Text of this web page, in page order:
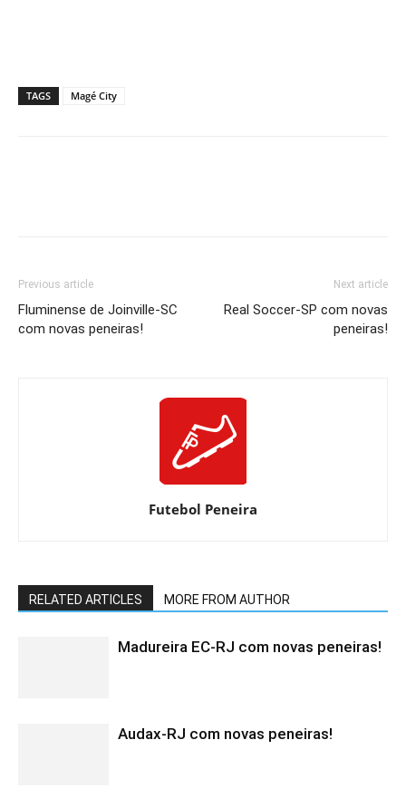
TAGS Magé City
Previous article
Fluminense de Joinville-SC
com novas peneiras!
Next article
Real Soccer-SP com novas
peneiras!
Futebol Peneira
RELATED ARTICLES MORE FROM AUTHOR
Madureira EC-RJ com novas peneiras!
Audax-RJ com novas peneiras!